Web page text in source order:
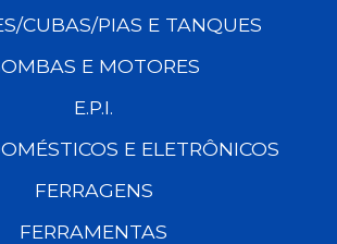
CUBAS/PIAS E TANQUES
E MOTORES
E.P.I.
E ELETRÔNICOS
FERRAGENS
FERRAMENTAS